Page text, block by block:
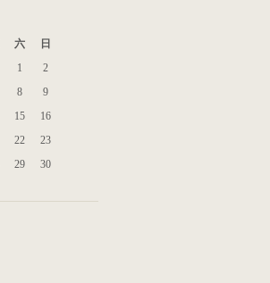
六
日
1
2
8
9
15
16
22
23
29
30